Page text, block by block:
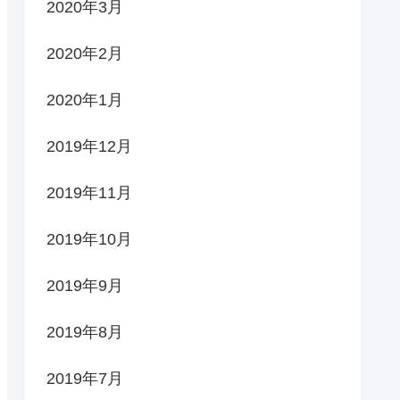
2020年3月
2020年2月
2020年1月
2019年12月
2019年11月
2019年10月
2019年9月
2019年8月
2019年7月